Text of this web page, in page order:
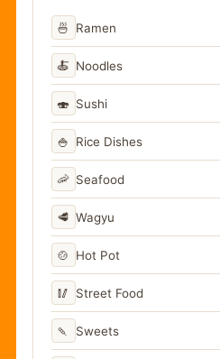
🍜 Ramen
🍝 Noodles
🍣 Sushi
🍚 Rice Dishes
🦐 Seafood
🥩 Wagyu
🍲 Hot Pot
🥢 Street Food
🍡 Sweets